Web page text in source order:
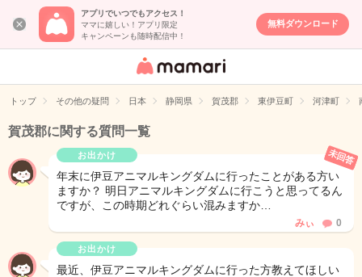
アプリでいつでもアクセス！
ママに嬉しい！アプリ限定
キャンペーンも随時配信中！
無料ダウンロード
女性専用匿名QA
イト
トップ その他の疑問 日本 静岡県 賀茂郡 東伊豆町 河津町
賀茂郡に関する質問一覧
お出かけ
年末に伊豆アニマルキングダムに行ったことがある方い
ますか？ 明日アニマルキングダムに行こうと思ってるん
ですが、この時期どれぐらい混みますか…
未回答
みぃ 0
お出かけ
最近、伊豆アニマルキングダムに行った方教えてほしい